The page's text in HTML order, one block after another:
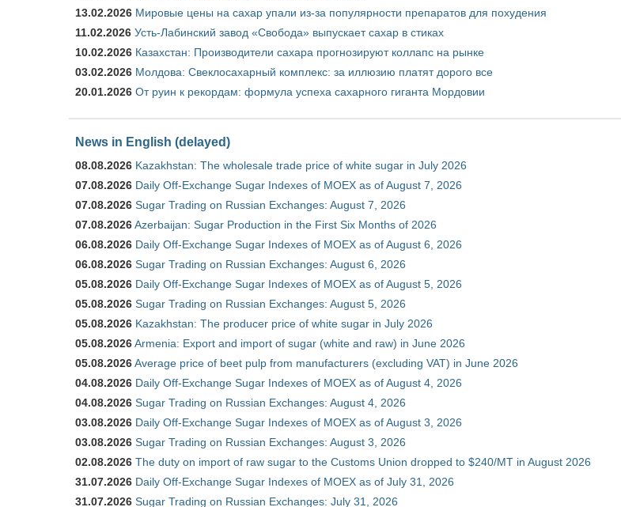
13.02.2026 Мировые цены на сахар упали из-за популярности препаратов для похудения
11.02.2026 Усть-Лабинский завод «Свобода» выпускает сахар в стиках
10.02.2026 Казахстан: Производители сахара прогнозируют коллапс на рынке
03.02.2026 Молдова: Свеклосахарный комплекс: за иллюзию платят дорого все
20.01.2026 От руин к рекордам: формула успеха сахарного гиганта Мордовии
News in English (delayed)
08.08.2026 Kazakhstan: The wholesale trade price of white sugar in July 2026
07.08.2026 Daily Off-Exchange Sugar Indexes of MOEX as of August 7, 2026
07.08.2026 Sugar Trading on Russian Exchanges: August 7, 2026
07.08.2026Azerbaijan: Sugar Production in the First Six Months of 2026
06.08.2026 Daily Off-Exchange Sugar Indexes of MOEX as of August 6, 2026
06.08.2026 Sugar Trading on Russian Exchanges: August 6, 2026
05.08.2026 Daily Off-Exchange Sugar Indexes of MOEX as of August 5, 2026
05.08.2026 Sugar Trading on Russian Exchanges: August 5, 2026
05.08.2026 Kazakhstan: The producer price of white sugar in July 2026
05.08.2026Armenia: Export and import of sugar (white and raw) in June 2026
05.08.2026Average price of beet pulp from manufacturers (excluding VAT) in June 2026
04.08.2026 Daily Off-Exchange Sugar Indexes of MOEX as of August 4, 2026
04.08.2026 Sugar Trading on Russian Exchanges: August 4, 2026
03.08.2026 Daily Off-Exchange Sugar Indexes of MOEX as of August 3, 2026
03.08.2026 Sugar Trading on Russian Exchanges: August 3, 2026
02.08.2026 The duty on import of raw sugar to the Customs Union dropped to $240/MT in August 2026
31.07.2026 Daily Off-Exchange Sugar Indexes of MOEX as of July 31, 2026
31.07.2026 Sugar Trading on Russian Exchanges: July 31, 2026